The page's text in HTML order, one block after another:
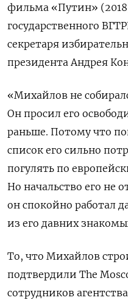
фильма «Путин»
государственного
секретаря
президента Андрея
«Михайлов не
Он просил его
раньше. Потому что
список его сильно
погулять по
Но начальство его не
он спокойно работал
из его давних
То, что Михайлов
подтвердили The
сотрудников